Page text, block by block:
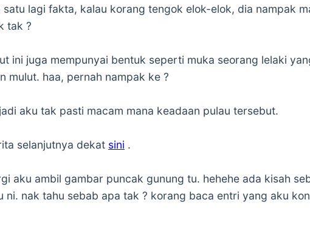
lagi fakta, kalau korang tengok elok-elok, dia nampak
tak ?
ini juga mempunyai bentuk seperti muka seorang lelaki
mulut. haa, pernah nampak ke ?
aku tak pasti macam mana keadaan pulau tersebut.
selanjutnya dekat sini .
aku ambil gambar puncak gunung tu. hehehe ada kisah
ni. nak tahu sebab apa tak ? korang baca entri yang aku